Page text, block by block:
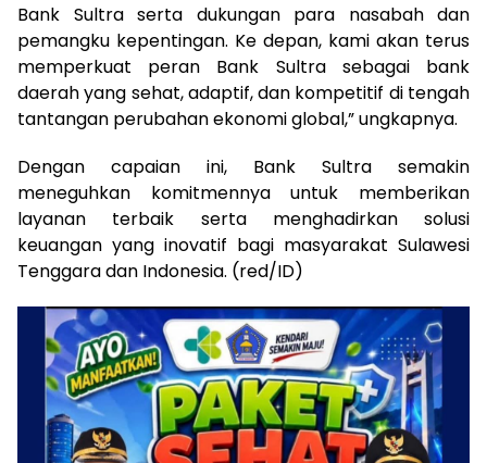
Bank Sultra serta dukungan para nasabah dan
pemangku kepentingan. Ke depan, kami akan terus
memperkuat peran Bank Sultra sebagai bank
daerah yang sehat, adaptif, dan kompetitif di tengah
tantangan perubahan ekonomi global,” ungkapnya.
Dengan capaian ini, Bank Sultra semakin
meneguhkan komitmennya untuk memberikan
layanan terbaik serta menghadirkan solusi
keuangan yang inovatif bagi masyarakat Sulawesi
Tenggara dan Indonesia. (red/ID)